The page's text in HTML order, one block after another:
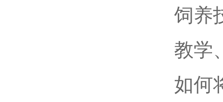
饲养
教学
如何